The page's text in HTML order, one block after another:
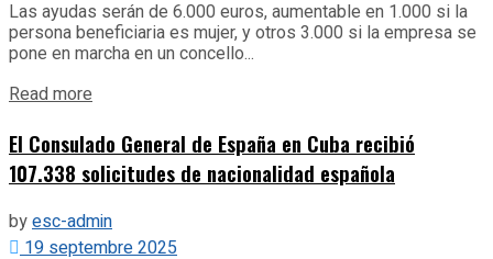
Las ayudas serán de 6.000 euros, aumentable en 1.000 si la
persona beneficiaria es mujer, y otros 3.000 si la empresa se
pone en marcha en un concello...
Read more
El Consulado General de España en Cuba recibió
107.338 solicitudes de nacionalidad española
byesc-admin
19 septembre 2025